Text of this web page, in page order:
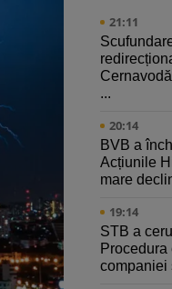
21:11
...
20:14
BVB a
Acțiunile
mare
19:14
STB a
companiei